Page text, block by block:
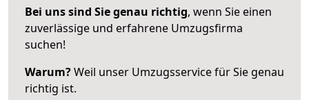
Bei uns sind Sie genau richtig, wenn Sie einen
zuverlässige und erfahrene Umzugsfirma
suchen!
Warum?Weil unser Umzugsservice für Sie genau
richtig ist.